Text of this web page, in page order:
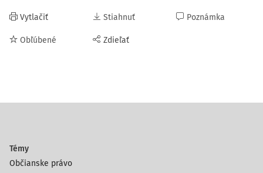
Vytlačiť
Obľúbené
Stiahnuť
Zdieľať
Poznámka
Témy
Občianske právo